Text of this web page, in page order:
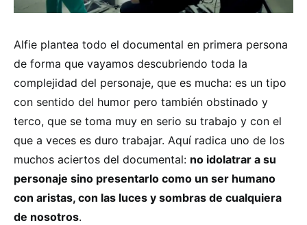
Alfie plantea todo el documental en primera persona
de forma que vayamos descubriendo toda la
complejidad del personaje, que es mucha: es un tipo
con sentido del humor pero también obstinado y
terco, que se toma muy en serio su trabajo y con el
que a veces es duro trabajar. Aquí radica uno de los
muchos aciertos del documental: no idolatrar a su
personaje sino presentarlo como un ser humano
con aristas, con las luces y sombras de cualquiera
de nosotros.